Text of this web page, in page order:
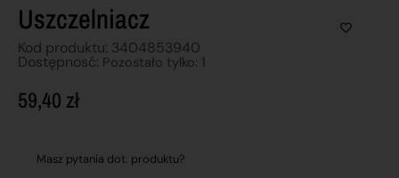
Uszczelniacz
Kod produktu: 3404853940
Dostępnosć: Pozostało tylko: 1
59,40 zł
Masz pytania dot. produktu?